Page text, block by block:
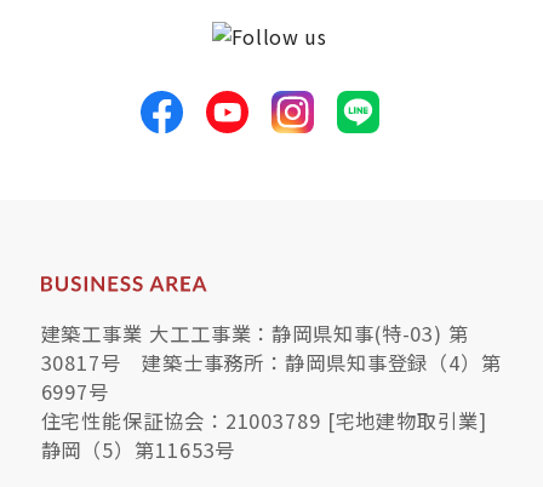
建築工事業 大工工事業：静岡県知事(特-03) 第
30817号 建築士事務所：静岡県知事登録（4）第
6997号
住宅性能保証協会：21003789 [宅地建物取引業]
静岡（5）第11653号